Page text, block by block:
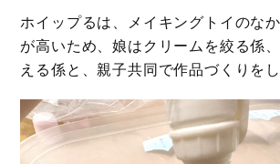
ホイップるは、メイキングトイのな
が高いため、娘はクリームを絞る係
える係と、親子共同で作品づくりをし